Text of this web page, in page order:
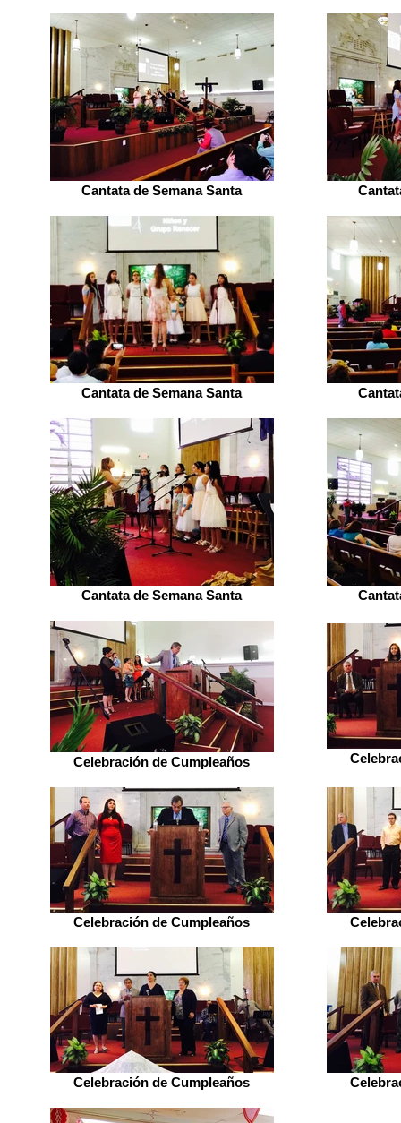
Cantata de Semana Santa
Cantata de Semana Santa
Cantata de Semana Santa
Celebración de Cumpleaños
Celebración de Cumpleaños
Celebración de Cumpleaños